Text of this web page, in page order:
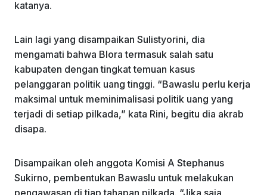
katanya.
Lain lagi yang disampaikan Sulistyorini, dia
mengamati bahwa Blora termasuk salah satu
kabupaten dengan tingkat temuan kasus
pelanggaran politik uang tinggi. “Bawaslu perlu kerja
maksimal untuk meminimalisasi politik uang yang
terjadi di setiap pilkada,” kata Rini, begitu dia akrab
disapa.
Disampaikan oleh anggota Komisi A Stephanus
Sukirno, pembentukan Bawaslu untuk melakukan